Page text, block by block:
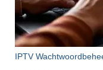
IPTV